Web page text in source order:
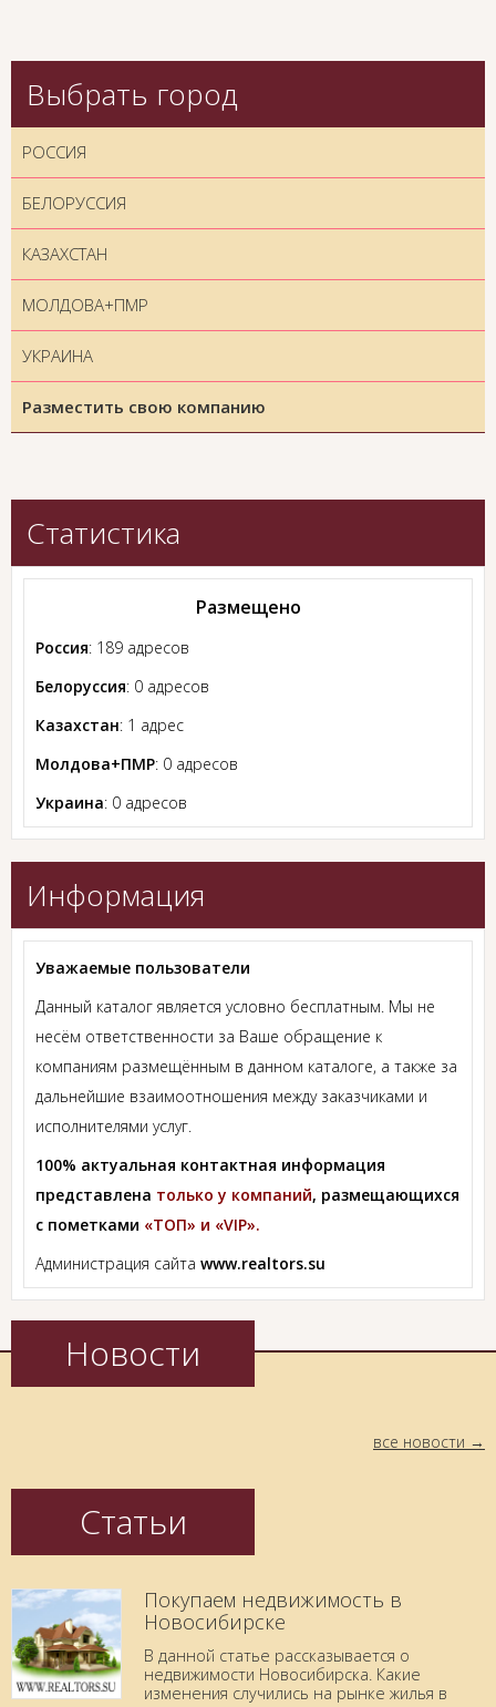
Выбрать город
РОССИЯ
БЕЛОРУССИЯ
КАЗАХСТАН
МОЛДОВА+ПМР
УКРАИНА
Разместить свою компанию
Статистика
Размещено
Россия: 189 адресов
Белоруссия: 0 адресов
Казахстан: 1 адрес
Молдова+ПМР: 0 адресов
Украина: 0 адресов
Информация
Уважаемые пользователи
Данный каталог является условно бесплатным. Мы не
несём ответственности за Ваше обращение к
компаниям размещённым в данном каталоге, а также за
дальнейшие взаимоотношения между заказчиками и
исполнителями услуг.
100% актуальная контактная информация
представлена только у компаний, размещающихся
с пометками «ТОП» и «VIP».
Администрация сайта www.realtors.su
Новости
все новости
Статьи
Покупаем недвижимость в
Новосибирске
В данной статье рассказывается о
недвижимости Новосибирска. Какие
изменения случились на рынке жилья в